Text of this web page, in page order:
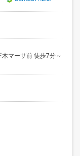
マーサ前 徒歩7分～